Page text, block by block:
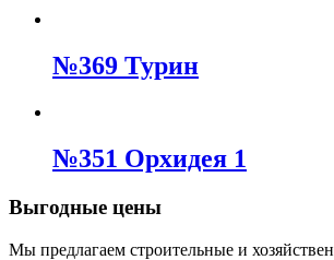
№369 Турин
№351 Орхидея 1
Выгодные цены
Мы предлагаем строительные и